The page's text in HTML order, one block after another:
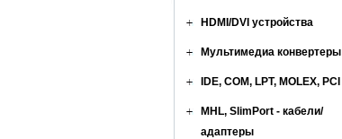
HDMI/DVI устройства
Мультимедиа конвертеры
IDE, COM, LPT, MOLEX, PCI
MHL, SlimPort - кабели/
адаптеры